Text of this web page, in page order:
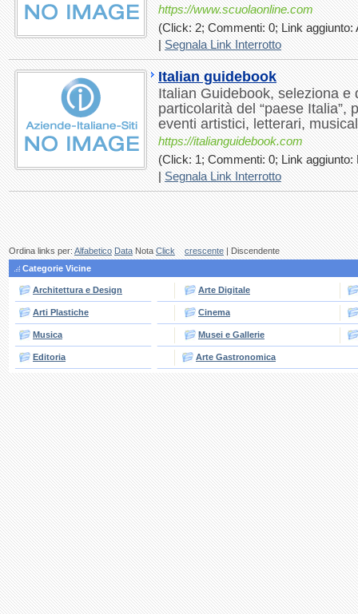
https://www.scuolaonline.com
(Click: 2; Commenti: 0; Link aggiunto:
|Segnala Link Interrotto
Italian guidebook
Italian Guidebook, seleziona e
particolarità del “paese Italia”,
eventi artistici, letterari,
https://italianguidebook.com
(Click: 1; Commenti: 0; Link aggiunto:
|Segnala Link Interrotto
Ordina links per:Alfabetico DataNotaClick crescente| Discendente
Categorie Vicine
Architettura e Design Arte Digitale
Arti Plastiche Cinema
Musica Musei e Gallerie
Editoria Arte Gastronomica